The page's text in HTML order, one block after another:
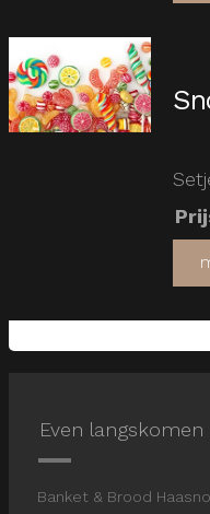
Even langskomen
Banket & Brood